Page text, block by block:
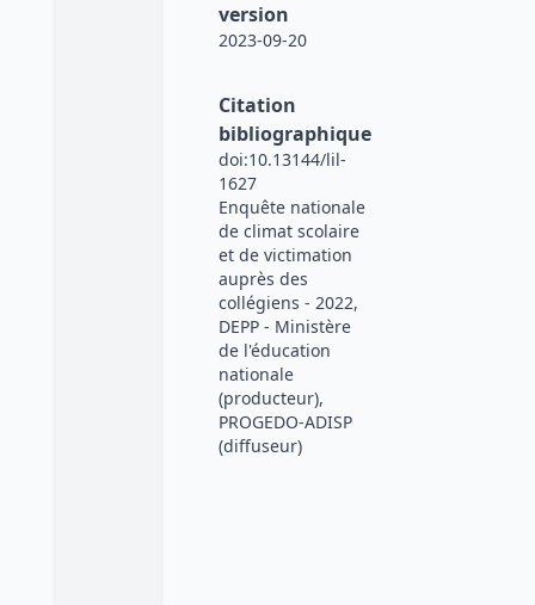
version
2023-09-20
Citation
bibliographique
doi:10.13144/lil-
1627
Enquête nationale
de climat scolaire
et de victimation
auprès des
collégiens - 2022,
DEPP - Ministère
de l'éducation
nationale
(producteur),
PROGEDO-ADISP
(diffuseur)